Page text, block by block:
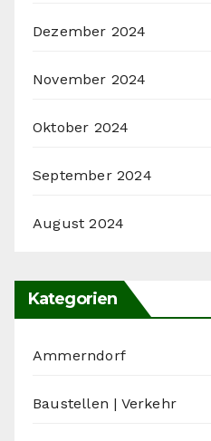
Dezember 2024
November 2024
Oktober 2024
September 2024
August 2024
Kategorien
Ammerndorf
Baustellen | Verkehr